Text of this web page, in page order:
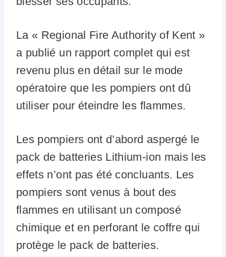
La « Regional Fire Authority of Kent »
a publié un rapport complet qui est
revenu plus en détail sur le mode
opératoire que les pompiers ont dû
utiliser pour éteindre les flammes.
Les pompiers ont d’abord aspergé le
pack de batteries Lithium-ion mais les
effets n’ont pas été concluants. Les
pompiers sont venus à bout des
flammes en utilisant un composé
chimique et en perforant le coffre qui
protège le pack de batteries.